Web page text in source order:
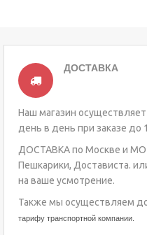
ДОСТАВКА
Наш магазин
день в день при заказе до
ДОСТАВКА по Москве и МО
Пешкарики, Достависта.
на ваше усмотрение.
Также мы осуществляем
тарифу транспортной компании.